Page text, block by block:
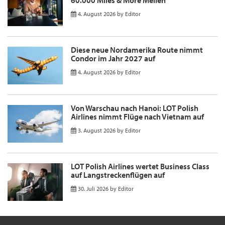
4. August 2026 by Editor
Diese neue Nordamerika Route nimmt
Condor im Jahr 2027 auf
4. August 2026 by Editor
Von Warschau nach Hanoi: LOT Polish
Airlines nimmt Flüge nach Vietnam auf
3. August 2026 by Editor
LOT Polish Airlines wertet Business Class
auf Langstreckenflügen auf
30. Juli 2026 by Editor